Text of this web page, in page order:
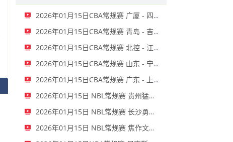
2026年01月15日CBA常规赛 广厦 - 四川 全场录像
2026年01月15日CBA常规赛 青岛 - 吉林 全场录像
2026年01月15日CBA常规赛 北控 - 江苏 全场录像
2026年01月15日CBA常规赛 山东 - 宁波 全场录像
2026年01月15日CBA常规赛 广东 - 上海 全场录像
2026年01月15日 NBL常规赛 贵州猛龙 VS 合肥狂风 全场录像
2026年01月15日 NBL常规赛 长沙勇胜 VS 安徽皖江龙 全场录像
2026年01月15日 NBL常规赛 焦作文旅 VS 香港金牛 全场录像